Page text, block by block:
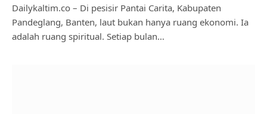
Dailykaltim.co – Di pesisir Pantai Carita, Kabupaten
Pandeglang, Banten, laut bukan hanya ruang ekonomi. Ia
adalah ruang spiritual. Setiap bulan…